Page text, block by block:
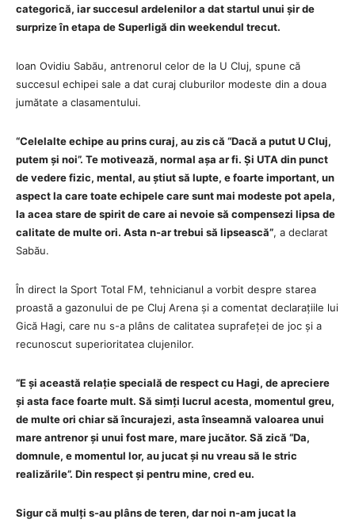
categorică, iar succesul ardelenilor a dat startul unui șir de
surprize în etapa de Superligă din weekendul trecut.
Ioan Ovidiu Sabău, antrenorul celor de la U Cluj, spune că
succesul echipei sale a dat curaj cluburilor modeste din a doua
jumătate a clasamentului.
“Celelalte echipe au prins curaj, au zis că “Dacă a putut U Cluj,
putem și noi”. Te motivează, normal așa ar fi. Și UTA din punct
de vedere fizic, mental, au știut să lupte, e foarte important, un
aspect la care toate echipele care sunt mai modeste pot apela,
la acea stare de spirit de care ai nevoie să compensezi lipsa de
calitate de multe ori. Asta n-ar trebui să lipsească”, a declarat
Sabău.
În direct la Sport Total FM, tehnicianul a vorbit despre starea
proastă a gazonului de pe Cluj Arena și a comentat declarațiile lui
Gică Hagi, care nu s-a plâns de calitatea suprafeței de joc și a
recunoscut superioritatea clujenilor.
“E și această relație specială de respect cu Hagi, de apreciere
și asta face foarte mult. Să simți lucrul acesta, momentul greu,
de multe ori chiar să încurajezi, asta înseamnă valoarea unui
mare antrenor și unui fost mare, mare jucător. Să zică “Da,
domnule, e momentul lor, au jucat și nu vreau să le stric
realizările”. Din respect și pentru mine, cred eu.
Sigur că mulți s-au plâns de teren, dar noi n-am jucat la